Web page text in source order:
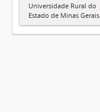
Universidade Rural do
Estado de Minas Gerais